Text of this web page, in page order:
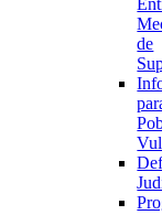
de